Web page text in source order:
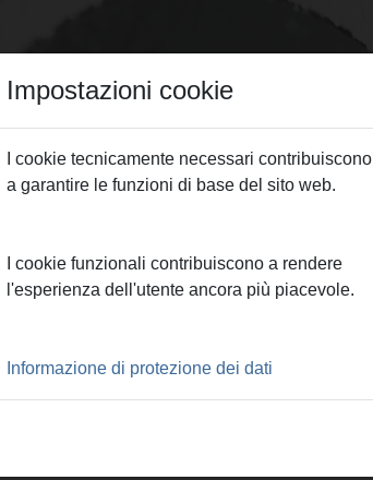
> Bussola a cambio rapido
e la lavorazione precisa di
un imbocco ed una filettatura
per il tubo lunga e precisa
Impostazioni cookie
I cookie tecnicamente necessari contribuiscono
a garantire le funzioni di base del sito web.
I cookie funzionali contribuiscono a rendere
l'esperienza dell'utente ancora più piacevole.
Informazione di protezione dei dati